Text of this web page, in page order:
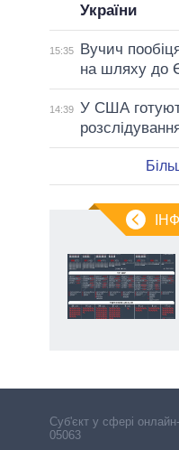
України
15:35
Вучич
на шляху до
14:39 У США
Cуб'єкт у сфері
05063